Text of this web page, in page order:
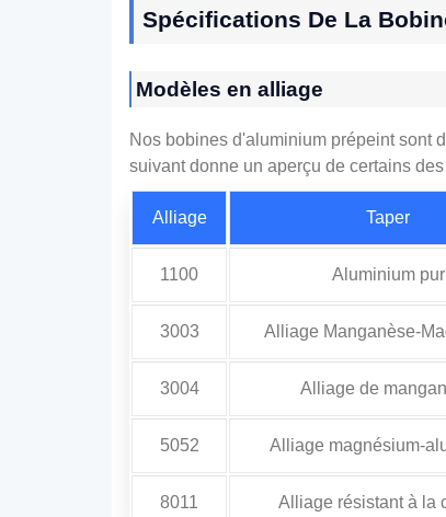
Spécifications De La
Modèles en alliage
Nos bobines d'aluminium prépeint sont
suivant donne un aperçu de certains
Alliage Taper
1100 Aluminium pur
3003 Alliage Manganèse-
3004 Alliage de
5052 Alliage magnésium-
8011 Alliage résistant à la